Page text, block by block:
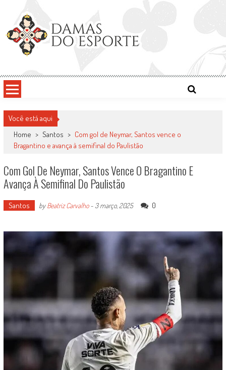
content
Damas do Esporte
Você está aqui
Home > Santos > Com gol de Neymar, Santos vence o
Bragantino e avança à semifinal do Paulistão
Com Gol De Neymar, Santos Vence O Bragantino E
Avança À Semifinal Do Paulistão
Santos byBeatriz Carvalho- 3 março, 2025 0